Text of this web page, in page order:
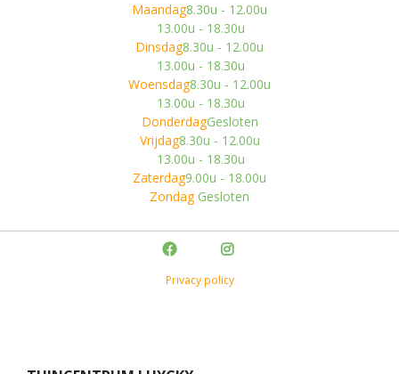
Maandag8.30u - 12.00u
13.00u - 18.30u
Dinsdag8.30u - 12.00u
13.00u - 18.30u
Woensdag8.30u - 12.00u
13.00u - 18.30u
DonderdagGesloten
Vrijdag8.30u - 12.00u
13.00u - 18.30u
Zaterdag9.00u - 18.00u
Zondag Gesloten
Privacy policy